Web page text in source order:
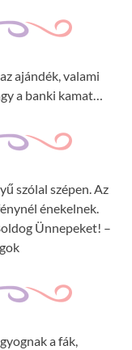
ajándék, valami
a banki kamat…
szólal szépen. Az
énekelnek.
Ünnepeket! –
a fák,